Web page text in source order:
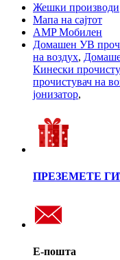
Жешки производи
Мапа на сајтот
AMP Мобилен
Домашен УВ
на воздух,
Кинески
прочистувач на
јонизатор,
ПРЕЗЕМЕТЕ
Е-пошта